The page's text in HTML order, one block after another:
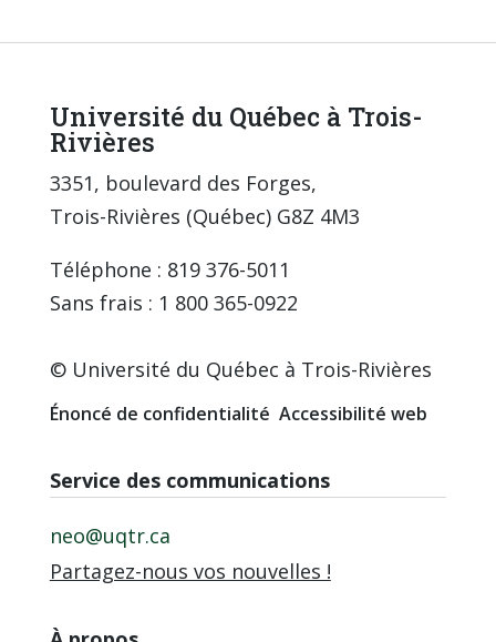
Université du Québec à Trois-
Rivières
3351, boulevard des Forges,
Trois-Rivières (Québec) G8Z 4M3
Téléphone : 819 376-5011
Sans frais : 1 800 365-0922
© Université du Québec à Trois-Rivières
Énoncé de confidentialité Accessibilité web
Service des communications
neo@uqtr.ca
Partagez-nous vos nouvelles !